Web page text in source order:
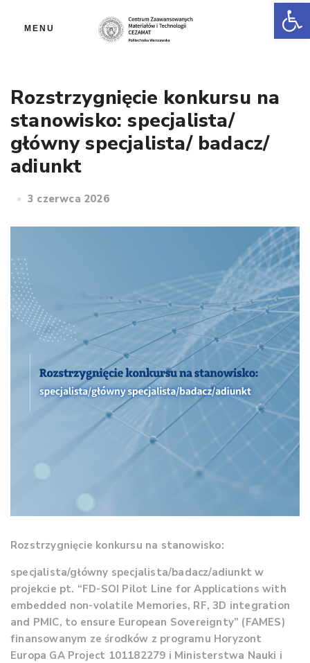
MENU
Rozstrzygnięcie konkursu na
stanowisko: specjalista/
główny specjalista/ badacz/
adiunkt
3 czerwca 2026
Rozstrzygnięcie konkursu na stanowisko:
specjalista/główny specjalista/badacz/adiunktw
projekcie pt. “FD-SOI Pilot Line for Applications with
embedded non-volatile Memories, RF, 3D integration
and PMIC, to ensure European Sovereignty” (FAMES)
finansowanym ze środków z programu Horyzont
Europa GA Project 101182279 i Ministerstwa Nauki i